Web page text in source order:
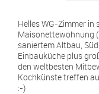
Helles WG-Zimmer in
Maisonettewohnung
saniertem Altbau,
Einbauküche plus
den weltbesten
Kochkünste treffen
:-)